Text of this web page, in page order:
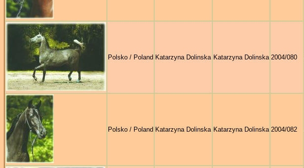
Polsko / Poland Katarzyna Dolinska Katarzyna Dolinska 2004/080
Polsko / Poland Katarzyna Dolinska Katarzyna Dolinska 2004/082